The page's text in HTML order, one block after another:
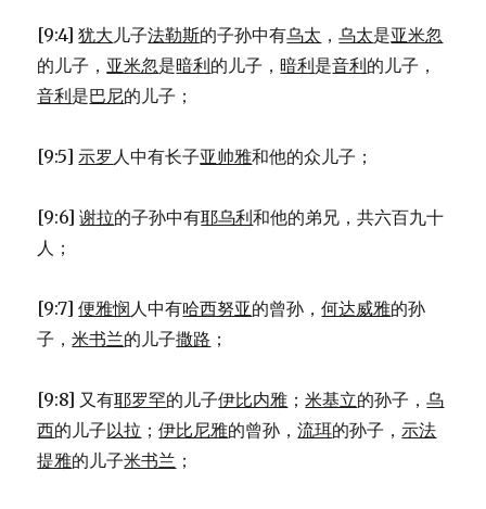
[9:4]犹大 儿子法勒斯的子孙中有乌太 ，乌太是亚米忽
的儿子， 亚米忽是暗利的儿子，暗利是音利的儿子，
音利是巴尼的儿子；
[9:5]示罗 人中有长子亚帅雅和他的众儿子；
[9:6]谢拉的子孙中有耶乌利和他的弟兄，共六百九十
人；
[9:7]便雅悯人中有哈西努亚的曾孙，何达威雅的孙
子，米书兰的儿子撒路 ；
[9:8] 又有耶罗罕的儿子伊比内雅 ；米基立的孙子，乌
西的儿子以拉 ；伊比尼雅的曾孙，流珥的孙子，示法
提雅的儿子米书兰 ；